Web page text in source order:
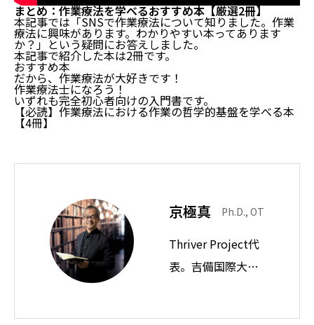
まとめ：作業療法を学べるおすすめ本【厳選2冊】
本記事では「SNSで作業療法について知りました。作業
療法に興味があります。わかりやすい本ってあります
か？」という疑問にお答えしました。
本記事で紹介した本は2冊です。
おすすめ本
だから、作業療法が大好きです！
作業療法士になろう！
いずれも完全初心者向けの入門書です。
【必読】作業療法における作業の哲学的基盤を学べる本
【4冊】
京極真 Ph.D., OT
Thriver Project代
表。吉備国際大学